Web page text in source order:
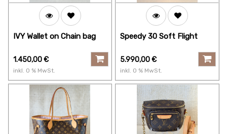
IVY Wallet on Chain bag
1.450,00€
inkl. 0 % MwSt.
Speedy 30 Soft Flight
5.990,00€
inkl. 0 % MwSt.